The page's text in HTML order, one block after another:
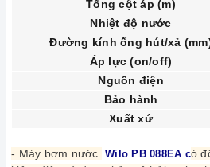
Tổng cột áp (m)
Nhiệt độ nước
Đường kính ống hút/xả
Áp lực (on/off)
Nguồn điện
Bảo hành
Xuất xứ
- Máy bơm nước Wilo PB 088EA có